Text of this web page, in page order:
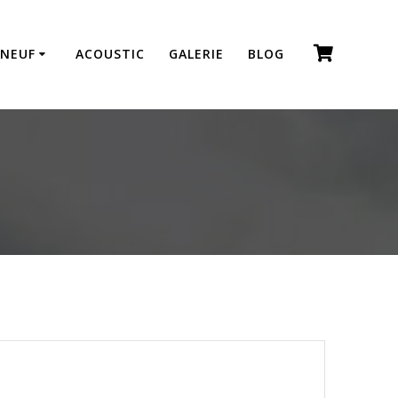
ACOUSTIC GALERIE BLOG